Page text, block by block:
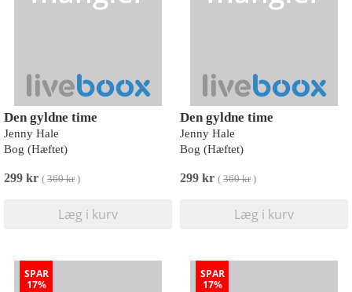
Den gyldne time
Jenny Hale
Bog (Hæftet)
299 kr ( 360 kr)
Læg i kurv
Den gyldne time
Jenny Hale
Bog (Hæftet)
299 kr ( 360 kr)
Læg i kurv
SPAR
17%
SPAR
17%